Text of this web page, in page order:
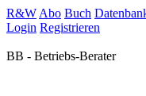
R&W Abo Buch
Login Registrieren
BB - Betriebs-Berater